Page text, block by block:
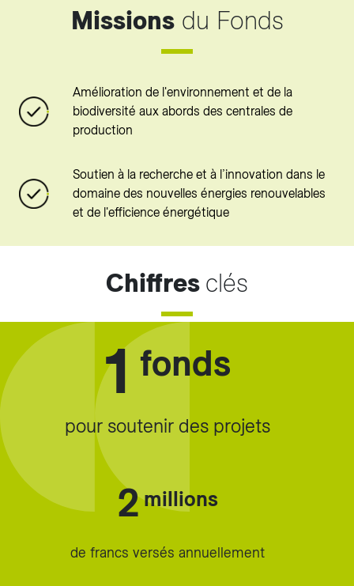
Missionsdu Fonds
Amélioration de l'environnement et de la
biodiversité aux abords des centrales de
production
Soutien à la recherche et à l’innovation dans le
domaine des nouvelles énergies renouvelables
et de l'efficience énergétique
Chiffres clés
1fonds
pour soutenir des projets
2millions
de francs versés annuellement